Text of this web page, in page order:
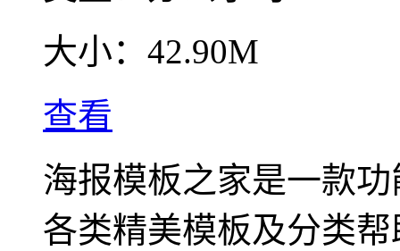
大小： 42.90M
查看
海报模板之家是一款
各类精美模板及分类